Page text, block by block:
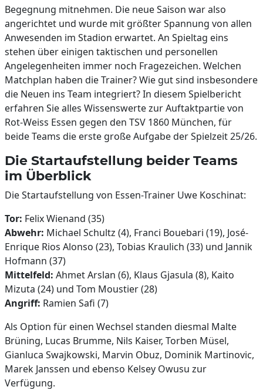
Begegnung mitnehmen. Die neue Saison war also
angerichtet und wurde mit größter Spannung von allen
Anwesenden im Stadion erwartet. An Spieltag eins
stehen über einigen taktischen und personellen
Angelegenheiten immer noch Fragezeichen. Welchen
Matchplan haben die Trainer? Wie gut sind insbesondere
die Neuen ins Team integriert? In diesem Spielbericht
erfahren Sie alles Wissenswerte zur Auftaktpartie von
Rot-Weiss Essen gegen den TSV 1860 München, für
beide Teams die erste große Aufgabe der Spielzeit 25/26.
Die Startaufstellung beider Teams
im Überblick
Die Startaufstellung von Essen-Trainer Uwe Koschinat:
Tor: Felix Wienand (35)
Abwehr: Michael Schultz (4), Franci Bouebari (19), José-
Enrique Rios Alonso (23), Tobias Kraulich (33) und Jannik
Hofmann (37)
Mittelfeld: Ahmet Arslan (6), Klaus Gjasula (8), Kaito
Mizuta (24) und Tom Moustier (28)
Angriff: Ramien Safi (7)
Als Option für einen Wechsel standen diesmal Malte
Brüning, Lucas Brumme, Nils Kaiser, Torben Müsel,
Gianluca Swajkowski, Marvin Obuz, Dominik Martinovic,
Marek Janssen und ebenso Kelsey Owusu zur
Verfügung.